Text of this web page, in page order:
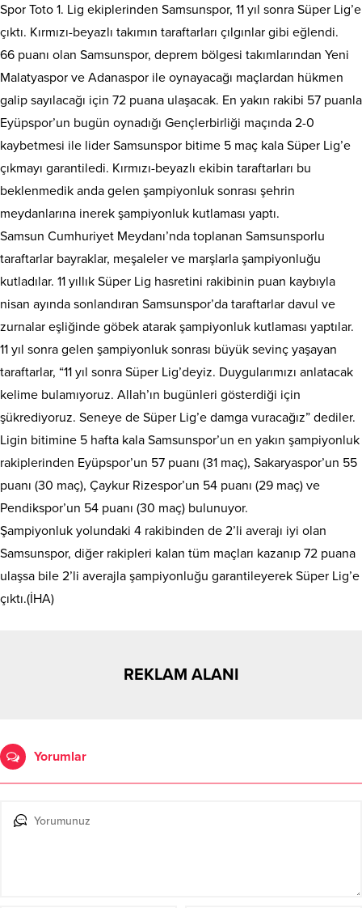
Spor Toto 1. Lig ekiplerinden Samsunspor, 11 yıl sonra Süper Lig’e
çıktı. Kırmızı-beyazlı takımın taraftarları çılgınlar gibi eğlendi.
66 puanı olan Samsunspor, deprem bölgesi takımlarından Yeni
Malatyaspor ve Adanaspor ile oynayacağı maçlardan hükmen
galip sayılacağı için 72 puana ulaşacak. En yakın rakibi 57 puanla
Eyüpspor’un bugün oynadığı Gençlerbirliği maçında 2-0
kaybetmesi ile lider Samsunspor bitime 5 maç kala Süper Lig’e
çıkmayı garantiledi. Kırmızı-beyazlı ekibin taraftarları bu
beklenmedik anda gelen şampiyonluk sonrası şehrin
meydanlarına inerek şampiyonluk kutlaması yaptı.
Samsun Cumhuriyet Meydanı’nda toplanan Samsunsporlu
taraftarlar bayraklar, meşaleler ve marşlarla şampiyonluğu
kutladılar. 11 yıllık Süper Lig hasretini rakibinin puan kaybıyla
nisan ayında sonlandıran Samsunspor’da taraftarlar davul ve
zurnalar eşliğinde göbek atarak şampiyonluk kutlaması yaptılar.
11 yıl sonra gelen şampiyonluk sonrası büyük sevinç yaşayan
taraftarlar, “11 yıl sonra Süper Lig’deyiz. Duygularımızı anlatacak
kelime bulamıyoruz. Allah’ın bugünleri gösterdiği için
şükrediyoruz. Seneye de Süper Lig’e damga vuracağız” dediler.
Ligin bitimine 5 hafta kala Samsunspor’un en yakın şampiyonluk
rakiplerinden Eyüpspor’un 57 puanı (31 maç), Sakaryaspor’un 55
puanı (30 maç), Çaykur Rizespor’un 54 puanı (29 maç) ve
Pendikspor’un 54 puanı (30 maç) bulunuyor.
Şampiyonluk yolundaki 4 rakibinden de 2’li averajı iyi olan
Samsunspor, diğer rakipleri kalan tüm maçları kazanıp 72 puana
ulaşsa bile 2’li averajla şampiyonluğu garantileyerek Süper Lig’e
çıktı.(İHA)
REKLAM ALANI
Yorumlar